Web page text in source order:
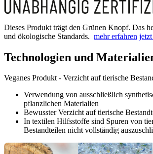
Dieses Produkt trägt den Grünen Knopf. Das
und ökologische Standards. mehr erfahren
Technologien und
Veganes Produkt - Verzicht auf tierische
Verwendung von ausschließlich
pflanzlichen Materialien
Bewusster Verzicht auf tierische
In textilen Hilfsstoffe sind Spuren von
Bestandteilen nicht vollständig